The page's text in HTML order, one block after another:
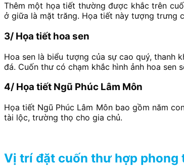
Thêm một họa tiết thường được khắc trên
ở giữa là mặt trăng. Họa tiết này tượng trưng
3/ Họa tiết hoa sen
Hoa sen là biểu tượng của sự cao quý,
đá. Cuốn thư có chạm khắc hình ảnh hoa
4/ Họa tiết Ngũ Phúc Lâm Môn
Họa tiết Ngũ Phúc Lâm Môn bao gồm năm
tài lộc, trường thọ cho gia chủ.
Vị trí đặt cuốn thư hợp phong